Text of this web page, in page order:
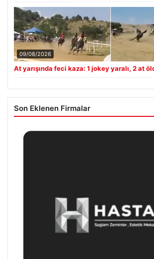
09/08/2026
At yarışında feci kaza: 1 jokey yaralı, 2 at
Son Eklenen Firmalar